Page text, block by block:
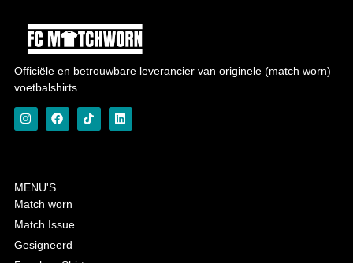
Officiële en betrouwbare leverancier van originele (match worn)
voetbalshirts.
MENU'S
Match worn
Match Issue
Gesigneerd